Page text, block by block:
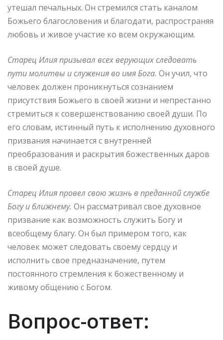
утешал печальных. Он стремился стать каналом
Божьего благословения и благодати, распространяя
любовь и живое участие ко всем окружающим.
Старец Илия призывал всех верующих следовать
пути молитвы и служения во имя Бога. Он учил, что
человек должен проникнуться сознанием
присутствия Божьего в своей жизни и непрестанно
стремиться к совершенствованию своей души. По
его словам, истинный путь к исполнению духовного
призвания начинается с внутренней
преобразования и раскрытия божественных даров
в своей душе.
Старец Илия провел свою жизнь в преданной службе
Богу и ближнему. Он рассматривал свое духовное
призвание как возможность служить Богу и
всеобщему благу. Он был примером того, как
человек может следовать своему сердцу и
исполнить свое предназначение, путем
постоянного стремления к божественному и
живому общению с Богом.
Вопрос-ответ: